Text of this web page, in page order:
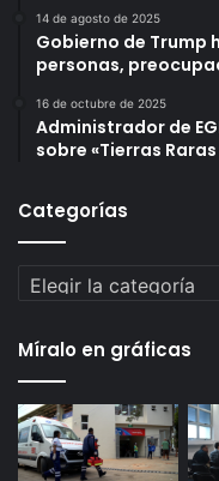
14 de agosto de 2025
Gobierno de Trump
personas,
16 de octubre de 2025
Administrador de
sobre «Tierras
Categorías
Categorías
Míralo en gráficas